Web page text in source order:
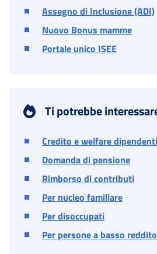
Assegno di Inclusione (ADI)
Nuovo Bonus mamme
Portale unico ISEE
Ti potrebbe
Credito e welfare
Domanda di pensione
Rimborso di contributi
Per nucleo familiare
Per disoccupati
Per persone a basso reddito